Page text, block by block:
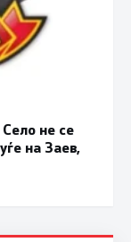
не се
на Заев,